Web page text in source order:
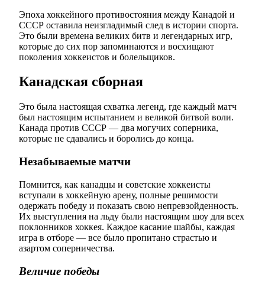
Эпоха хоккейного противостояния между Канадой и
СССР оставила неизгладимый след в истории спорта.
Это были времена великих битв и легендарных игр,
которые до сих пор запоминаются и восхищают
поколения хоккеистов и болельщиков.
Канадская сборная
Это была настоящая схватка легенд, где каждый матч
был настоящим испытанием и великой битвой воли.
Канада против СССР — два могучих соперника,
которые не сдавались и боролись до конца.
Незабываемые матчи
Помнится, как канадцы и советские хоккеисты
вступали в хоккейную арену, полные решимости
одержать победу и показать свою непревзойденность.
Их выступления на льду были настоящим шоу для всех
поклонников хоккея. Каждое касание шайбы, каждая
игра в отборе — все было пропитано страстью и
азартом соперничества.
Величие победы